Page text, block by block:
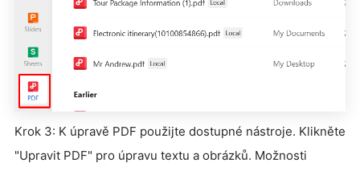
Krok 3: K úpravě PDF použijte dostupné nástroje. Klikněte
"Upravit PDF" pro úpravu textu a obrázků. Možnosti